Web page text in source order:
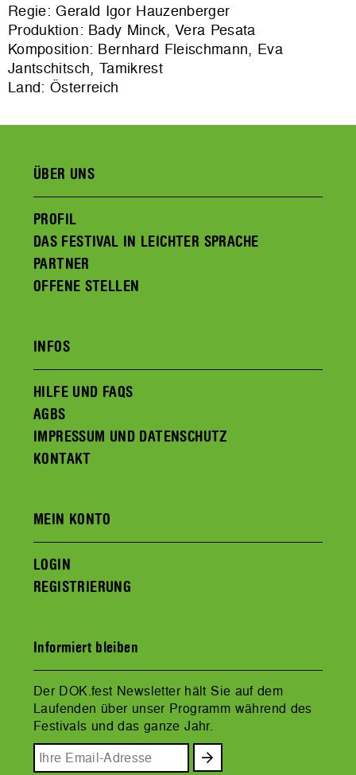
Regie: Gerald Igor Hauzenberger
Produktion: Bady Minck, Vera Pesata
Komposition: Bernhard Fleischmann, Eva
Jantschitsch, Tamikrest
Land: Österreich
ÜBER UNS
PROFIL
DAS FESTIVAL IN LEICHTER SPRACHE
PARTNER
OFFENE STELLEN
INFOS
HILFE UND FAQS
AGBS
IMPRESSUM UND DATENSCHUTZ
KONTAKT
MEIN KONTO
LOGIN
REGISTRIERUNG
Informiert bleiben
Der DOK.fest Newsletter hält Sie auf dem
Laufenden über unser Programm während des
Festivals und das ganze Jahr.